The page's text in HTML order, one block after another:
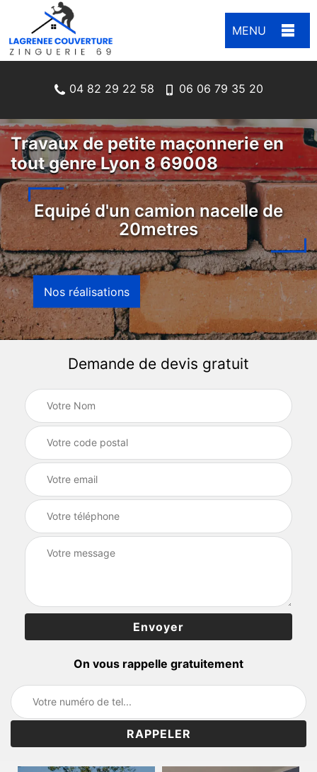
MENU
04 82 29 22 58 06 06 79 35 20
Travaux de petite maçonnerie en
tout genre Lyon 8 69008
Equipé d'un camion nacelle de
20metres
Nos réalisations
Demande de devis gratuit
On vous rappelle gratuitement